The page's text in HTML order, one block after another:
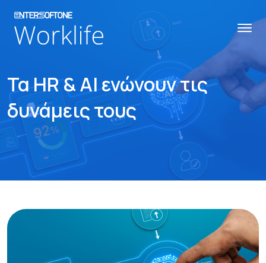
Τα HR & AI ενώνουν τις
δυνάμεις τους